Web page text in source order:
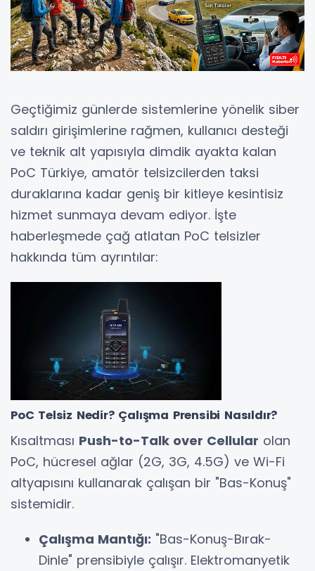
Geçtiğimiz günlerde sistemlerine yönelik siber
saldırı girişimlerine rağmen, kullanıcı desteği
ve teknik alt yapısıyla dimdik ayakta kalan
PoC Türkiye, amatör telsizcilerden taksi
duraklarına kadar geniş bir kitleye kesintisiz
hizmet sunmaya devam ediyor. İşte
haberleşmede çağ atlatan PoC telsizler
hakkında tüm ayrıntılar:
PoC Telsiz Nedir? Çalışma Prensibi Nasıldır?
Kısaltması Push-to-Talk over Cellular olan
PoC, hücresel ağlar (2G, 3G, 4.5G) ve Wi-Fi
altyapısını kullanarak çalışan bir "Bas-Konuş"
sistemidir.
Çalışma Mantığı: "Bas-Konuş-Bırak-
Dinle" prensibiyle çalışır. Elektromanyetik